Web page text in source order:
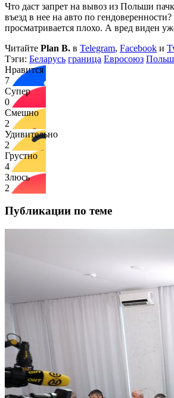
Что даст запрет на вывоз из Польши
въезд в нее на авто по
просматривается плохо. А вред виден
Читайте Plan B. в Telegram, Facebook и
Тэги: Беларусь граница Евросоюз
Нравится
7
Супер
0
Смешно
2
Удивительно
2
Грустно
4
Злюсь
2
Публикации по теме